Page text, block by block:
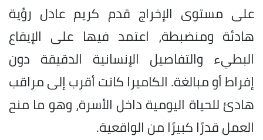
على مستوى الإخراج قدم كريم عادل رؤية
هادئة ومنضبطة، اعتمد فيها على الإيقاع
البطيء والتفاصيل الإنسانية الدقيقة دون
إفراط أو مبالغة. الكاميرا كانت أقرب إلى مراقب
هادئ للحياة اليومية داخل الأسرة، وهو ما منح
العمل قدرًا كبيرًا من الواقعية.